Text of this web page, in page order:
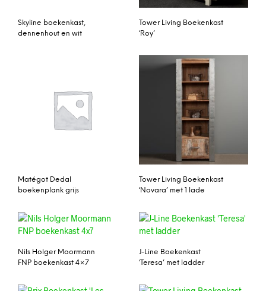
Skyline boekenkast,
dennenhout en wit
Tower Living Boekenkast
‘Roy’
Matégot Dedal
boekenplank grijs
Tower Living Boekenkast
‘Novara’ met 1 lade
Nils Holger Moormann
FNP boekenkast 4×7
J-Line Boekenkast
‘Teresa’ met ladder